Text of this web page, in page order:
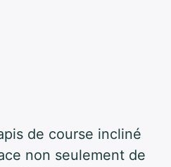
de course incliné
non seulement de